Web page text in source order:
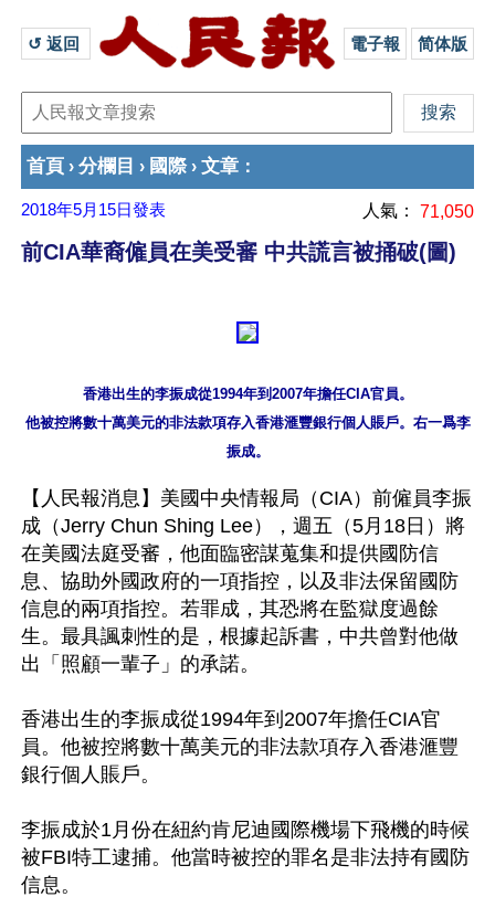
↺ 返回 電子報 简体版
首頁 › 分欄目 › 國際› 文章 ：
2018年5月15日發表 人氣： 71,050
前CIA華裔僱員在美受審 中共謊言被捅破(圖)
香港出生的李振成從1994年到2007年擔任CIA官員。
他被控將數十萬美元的非法款項存入香港滙豐銀行個人賬戶。右一爲李
【人民報消息】美國中央情報局（CIA）前僱員李振
成（Jerry Chun Shing Lee），週五（5月18日）將
在美國法庭受審，他面臨密謀蒐集和提供國防信
息、協助外國政府的一項指控，以及非法保留國防
信息的兩項指控。若罪成，其恐將在監獄度過餘
生。最具諷刺性的是，根據起訴書，中共曾對他做
出「照顧一輩子」的承諾。
香港出生的李振成從1994年到2007年擔任CIA官
員。他被控將數十萬美元的非法款項存入香港滙豐
銀行個人賬戶。
李振成於1月份在紐約肯尼迪國際機場下飛機的時候
被FBI特工逮捕。他當時被控的罪名是非法持有國防
信息。